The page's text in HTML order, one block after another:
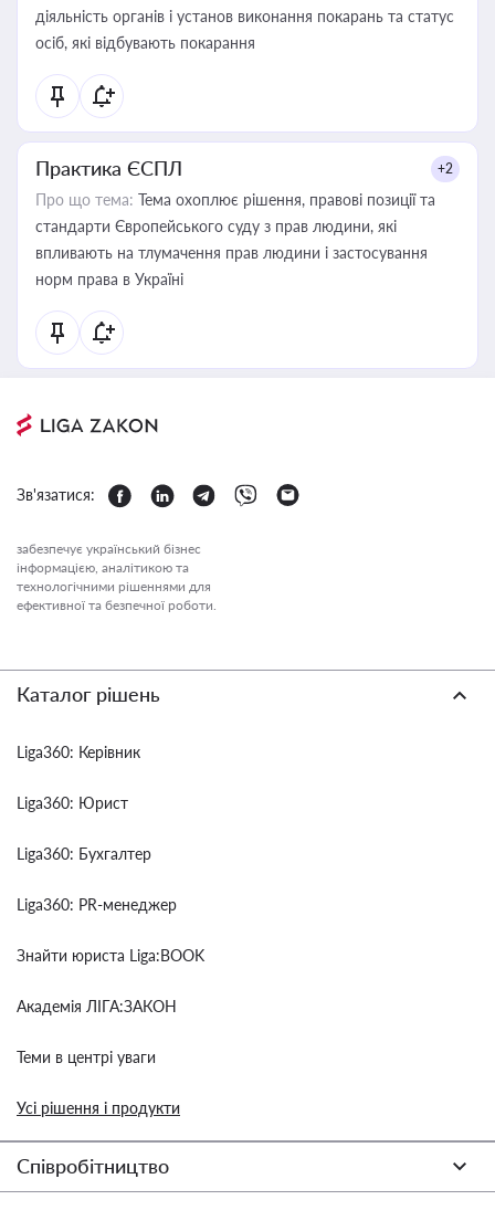
діяльність органів і установ виконання покарань та статус
осіб, які відбувають покарання
Практика ЄСПЛ +2
Про що тема: Тема охоплює рішення, правові позиції та
стандарти Європейського суду з прав людини, які
впливають на тлумачення прав людини і застосування
норм права в Україні
Зв'язатися:
забезпечує український бізнес
інформацією, аналітикою та
технологічними рішеннями для
ефективної та безпечної роботи.
Каталог рішень
Liga360: Керівник
Liga360: Юрист
Liga360: Бухгалтер
Liga360: PR-менеджер
Знайти юриста Liga:BOOK
Академія ЛІГА:ЗАКОН
Теми в центрі уваги
Усі рішення і продукти
Співробітництво